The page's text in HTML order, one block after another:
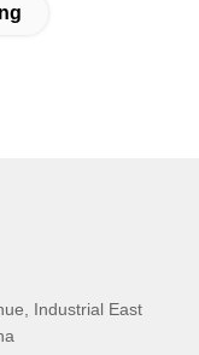
Industrial East